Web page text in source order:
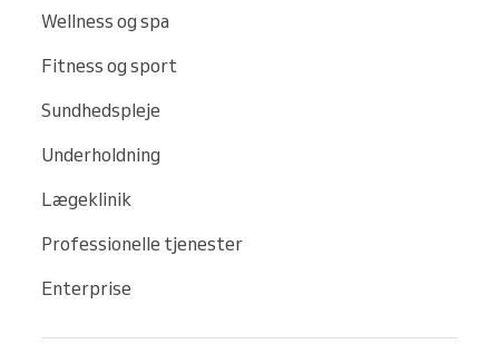
Wellness og spa
Fitness og sport
Sundhedspleje
Underholdning
Lægeklinik
Professionelle tjenester
Enterprise